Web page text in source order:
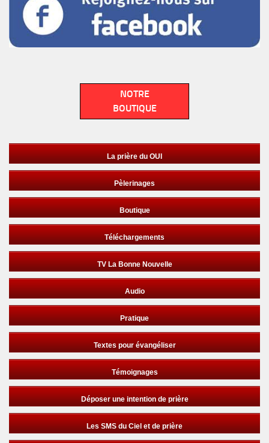
NOTRE
BOUTIQUE
La prière du OUI
Pèlerinages
Boutique
Téléchargements
TV La Bonne Nouvelle
Audio
Pratique
Textes pour évangéliser
Témoignages
Déposer une intention de prière
Les SMS du Ciel et de prière